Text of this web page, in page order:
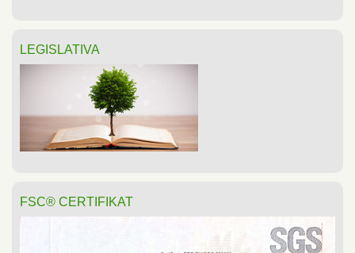
LEGISLATIVA
FSC® CERTIFIKAT